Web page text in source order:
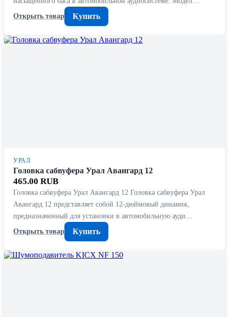
Открыть товар
Купить
УРАЛ
Головка сабвуфера Урал Авангард 12
465.00 RUB
Головка сабвуфера Урал Авангард 12 Головка сабвуфера Урал
Авангард 12 представляет собой 12-дюймовый динамик,
предназначенный для установки в автомобильную ауди…
Открыть товар
Купить